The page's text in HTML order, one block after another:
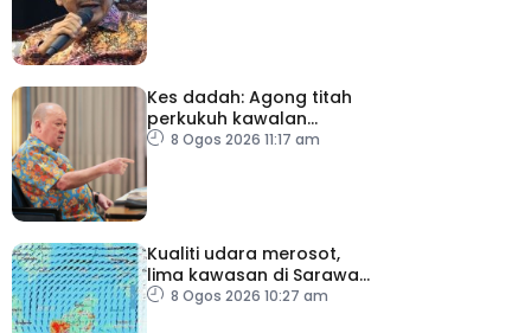
Kes dadah: Agong titah
perkukuh kawalan
lapangan terbang, pintu
8 Ogos 2026 11:17 am
Kualiti udara merosot,
lima kawasan di Sarawak
catat IPU tidak sihat
8 Ogos 2026 10:27 am